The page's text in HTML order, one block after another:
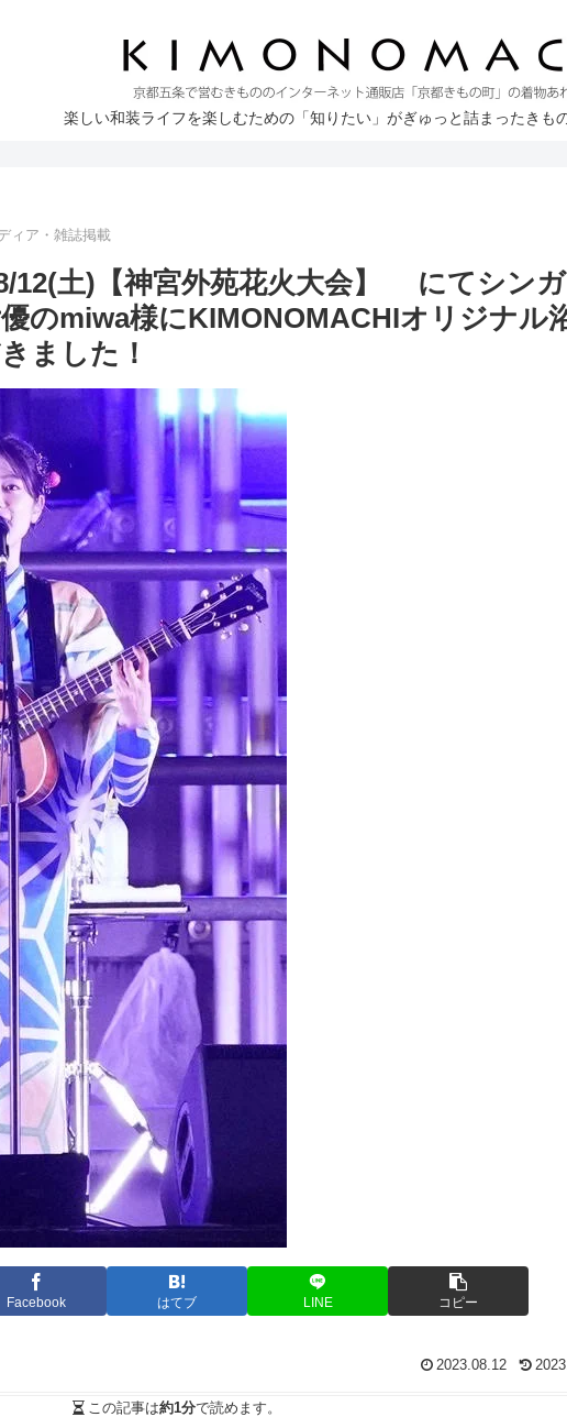
楽しい和装ライフを楽しむための「知りたい」がぎゅっと詰まったきも
ィア・雑誌掲載
12(土)【神宮外苑花火大会】 にてシン
のmiwa様にKIMONOMACHIオリジナル
ました！
Facebook はてブ LINE コピー
2023.08.12
この記事は約1分で読めます。